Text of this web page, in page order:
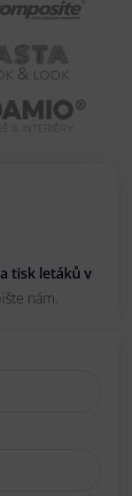
tisk letáků v
nám.